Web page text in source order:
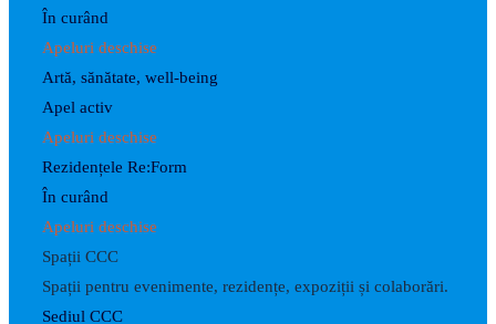
În curând
Apeluri deschise
Artă, sănătate, well-being
Apel activ
Apeluri deschise
Rezidențele Re:Form
În curând
Apeluri deschise
Spații CCC
Spații pentru evenimente, rezidențe, expoziții și colaborări.
Sediul CCC